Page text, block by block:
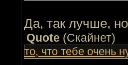
Да, так лучше,
Quote (Скайнет)
то, что тебе очень